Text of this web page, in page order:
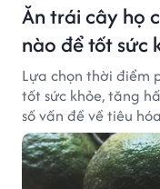
Ăn trái cây họ
nào để tốt sức
Lựa chọn thời điểm
tốt sức khỏe, tăng
số vấn đề về tiêu